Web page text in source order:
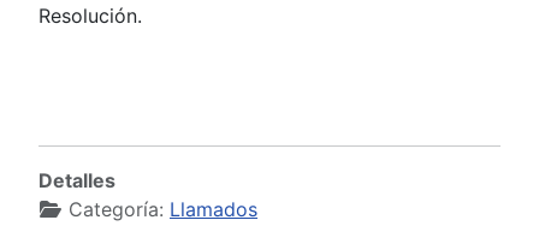
Resolución.
Detalles
Categoría: Llamados